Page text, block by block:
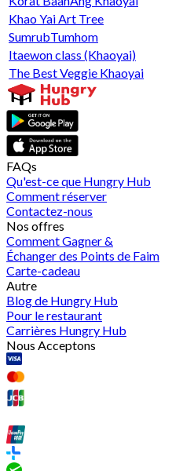
Khao Yai Art Tree
SumrubTumhom
Itaewon class (Khaoyai)
The Best Veggie Khaoyai
FAQs
Qu'est-ce que Hungry Hub
Comment réserver
Contactez-nous
Nos offres
Comment Gagner &
Échanger des Points de Faim
Carte-cadeau
Autre
Blog de Hungry Hub
Pour le restaurant
Carrières Hungry Hub
Nous Acceptons